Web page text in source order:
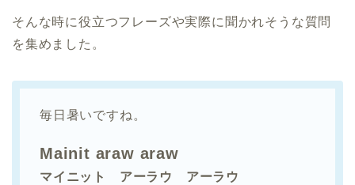
そんな時に役立つフレーズや実際に聞かれそうな質問
を集めました。
毎日暑いですね。
Mainit araw araw
マイニット アーラウ アーラウ